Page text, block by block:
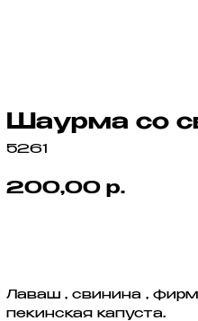
Шаурма со
5261
200,00 р.
Лаваш , свинина ,
пекинская капуста.